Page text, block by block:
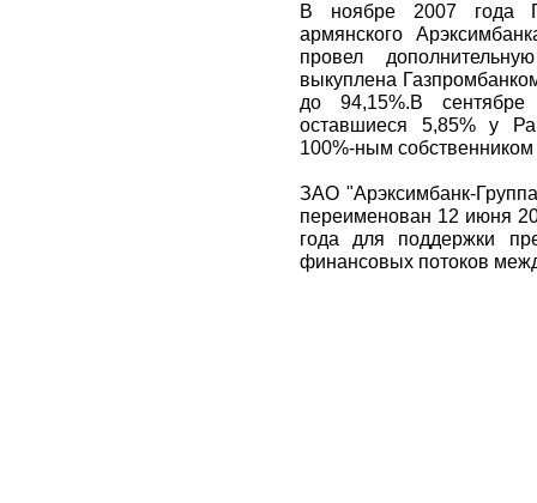
В ноябре 2007 года
армянского
провел
выкуплена
до 94,15%.В
оставшиеся 5,85% у
100%-ным собственником
ЗАО "Арэксимбанк-
переименован 12 июня
года для поддержки
финансовых потоков